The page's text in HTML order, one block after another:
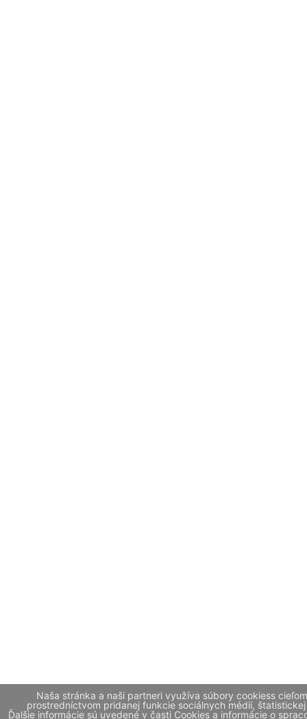
Naša stránka a naši partneri využíva súbory cookiess
prostredníctvom pridanej funkcie sociálnych médií,
Ďalšie informácie sú uvedené v časti Cookies a informácie o